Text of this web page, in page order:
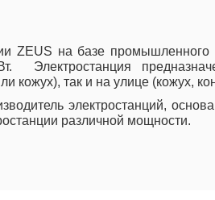
ZEUS на базе промышленного
Электростанция
кожух), так и на улице (кожух,
электростанций,
различной мощности.